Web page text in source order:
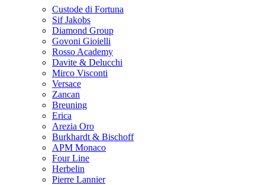
Custode di Fortuna
Sif Jakobs
Diamond Group
Govoni Gioielli
Rosso Academy
Davite & Delucchi
Mirco Visconti
Versace
Zancan
Breuning
Erica
Arezia Oro
Burkhardt & Bischoff
APM Monaco
Four Line
Herbelin
Pierre Lannier